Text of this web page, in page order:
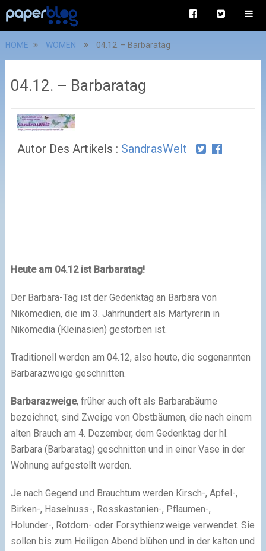
HOME WOMEN 04.12. – Barbaratag
04.12. – Barbaratag
Autor Des Artikels : SandrasWelt
Heute am 04.12 ist Barbaratag!
Der Barbara-Tag ist der Gedenktag an Barbara von
Nikomedien, die im 3. Jahrhundert als Märtyrerin in
Nikomedia (Kleinasien) gestorben ist.
Traditionell werden am 04.12, also heute, die sogenannten
Barbarazweige geschnitten.
Barbarazweige, früher auch oft als Barbarabäume
bezeichnet, sind Zweige von Obstbäumen, die nach einem
alten Brauch am 4. Dezember, dem Gedenktag der hl.
Barbara (Barbaratag) geschnitten und in einer Vase in der
Wohnung aufgestellt werden.
Je nach Gegend und Brauchtum werden Kirsch-, Apfel-,
Birken-, Haselnuss-, Rosskastanien-, Pflaumen-,
Holunder-, Rotdorn- oder Forsythienzweige verwendet. Sie
sollen bis zum Heiligen Abend blühen und in der kalten und